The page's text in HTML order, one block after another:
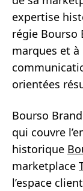
expertise
régie Bourso
marques et
orientées
Bourso
qui couvre
historique
marketplace
l’espace